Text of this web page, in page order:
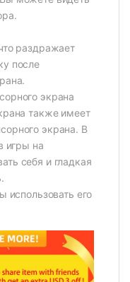
раздражает
после
экрана
также имеет
экрана. В
игры на
себя и гладкая
использовать его